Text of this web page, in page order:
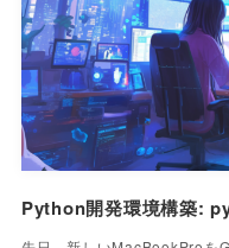
Python開発環境構築: